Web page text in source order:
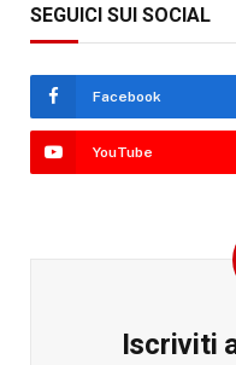
SEGUICI SUI SOCIAL
Facebook
YouTube
Iscriviti